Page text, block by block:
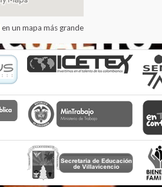
en un mapa más grande